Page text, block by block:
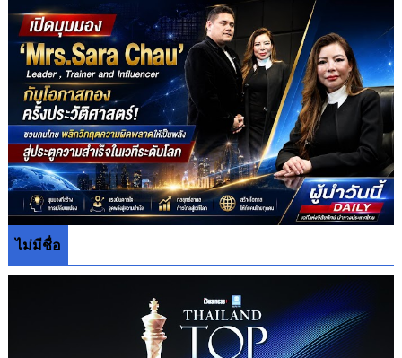
ไม่มีชื่อ